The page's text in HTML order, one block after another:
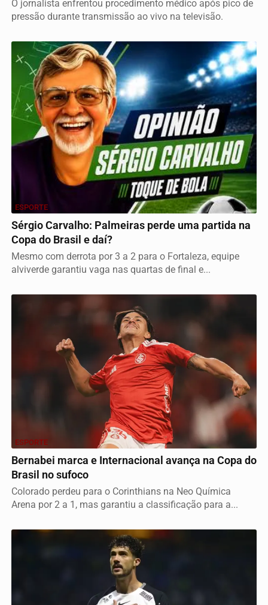
O jornalista enfrentou procedimento médico após pico de
pressão durante transmissão ao vivo na televisão.
ESPORTE
Sérgio Carvalho: Palmeiras perde uma partida na
Copa do Brasil e daí?
Mesmo com derrota por 3 a 2 para o Fortaleza, equipe
alviverde garantiu vaga nas quartas de final e...
ESPORTE
Bernabei marca e Internacional avança na Copa do
Brasil no sufoco
Colorado perdeu para o Corinthians na Neo Química
Arena por 2 a 1, mas garantiu a classificação para a...